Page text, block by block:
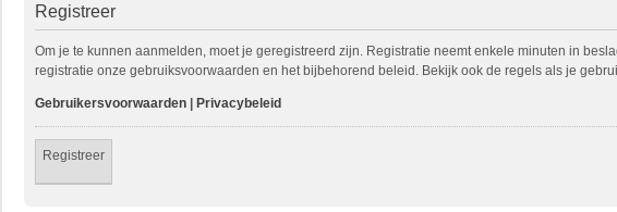
Registreer
Om je te kunnen aanmelden, moet je geregistreerd zijn. Registratie neemt enkele minuten in
registratie onze gebruiksvoorwaarden en het bijbehorend beleid. Bekijk ook de regels als je
Gebruikersvoorwaarden | Privacybeleid
Registreer